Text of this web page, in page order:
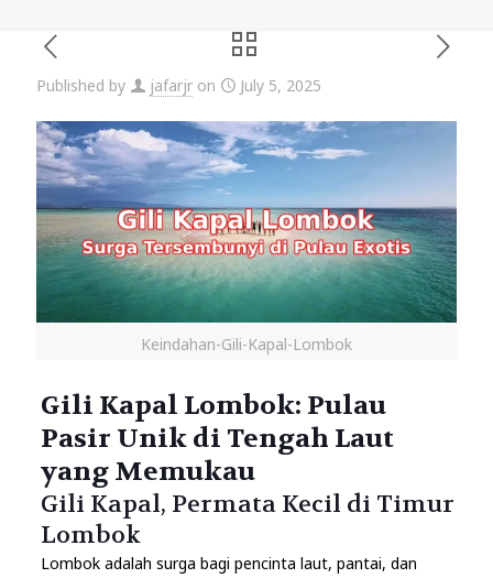
Published by jafarjr on July 5, 2025
Keindahan-Gili-Kapal-Lombok
Gili Kapal Lombok: Pulau
Pasir Unik di Tengah Laut
yang Memukau
Gili Kapal, Permata Kecil di Timur
Lombok
Lombok adalah surga bagi pencinta laut, pantai, dan